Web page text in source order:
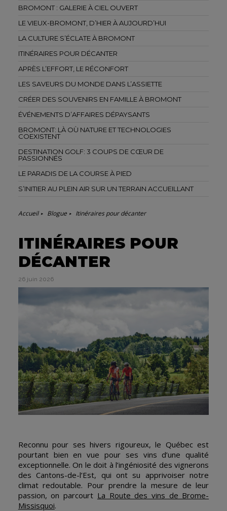
BROMONT : GALERIE À CIEL OUVERT
LE VIEUX-BROMONT, D’HIER À AUJOURD’HUI
LA CULTURE S’ÉCLATE À BROMONT
ITINÉRAIRES POUR DÉCANTER
APRÈS L’EFFORT, LE RÉCONFORT
LES SAVEURS DU MONDE DANS L’ASSIETTE
CRÉER DES SOUVENIRS EN FAMILLE À BROMONT
ÉVÉNEMENTS D’AFFAIRES DÉPAYSANTS
BROMONT: LÀ OÙ NATURE ET TECHNOLOGIES
COEXISTENT
DESTINATION GOLF: 3 COUPS DE CŒUR DE
PASSIONNÉS
LE PARADIS DE LA COURSE À PIED
S’INITIER AU PLEIN AIR SUR UN TERRAIN ACCUEILLANT
Accueil Blogue Itinéraires pour décanter
ITINÉRAIRES POUR
DÉCANTER
26 juin 2026
Reconnu pour ses hivers rigoureux, le Québec est
pourtant bien en vue pour ses vins d’une qualité
exceptionnelle. On le doit à l’ingéniosité des vignerons
des Cantons-de-l’Est, qui ont su apprivoiser notre
climat redoutable. Pour prendre la mesure de leur
passion, on parcourt La Route des vins de Brome-
Missisquoi.